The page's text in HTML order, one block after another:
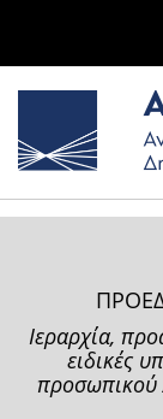
Ιεραρχία,
ειδικές
προσωπικού